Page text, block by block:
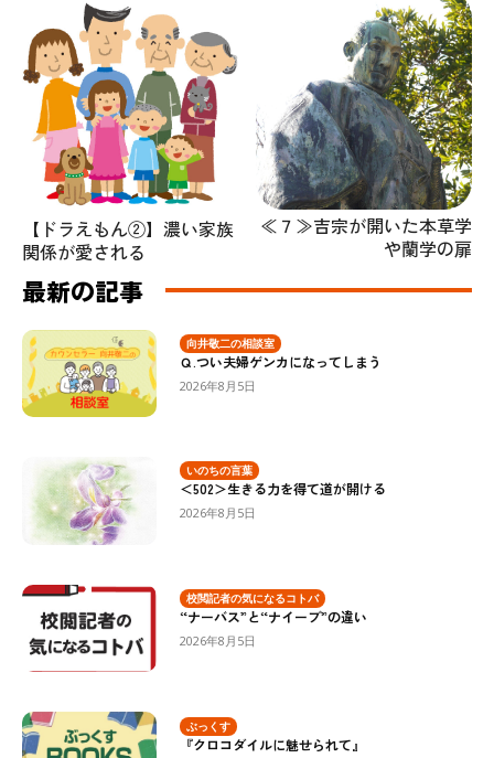
【ドラえもん②】濃い家族
関係が愛される
≪７≫吉宗が開いた本草学
や蘭学の扉
最新の記事
向井敬二の相談室
Ｑ.つい夫婦ゲンカになってしまう
2026年8月5日
いのちの言葉
＜502＞生きる力を得て道が開ける
2026年8月5日
校閲記者の気になるコトバ
“ナーバス”と“ナイーブ”の違い
2026年8月5日
ぶっくす
『クロコダイルに魅せられて』